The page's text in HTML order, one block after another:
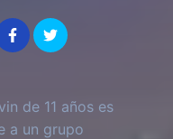
de 11 años es
a un grupo